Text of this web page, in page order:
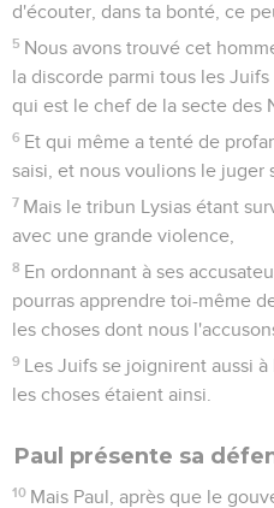
d'écouter, dans ta bonté, ce
5 Nous avons trouvé cet
la discorde parmi tous les
qui est le chef de la secte des
6 Et qui même a tenté de
saisi, et nous voulions le juger
7 Mais le tribun Lysias étant
avec une grande violence,
8 En ordonnant à ses
pourras apprendre toi-même
les choses dont nous
9 Les Juifs se joignirent aussi
les choses étaient ainsi.
Paul présente sa
10 Mais Paul, après que le